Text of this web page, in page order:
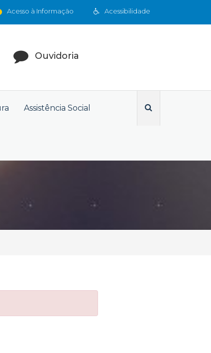
Acessibilidade
Acesso à Informação
Ouvidoria
Assistência Social